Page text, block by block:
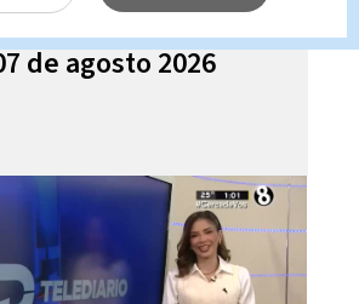
En Directo con Paula
de agosto 2026